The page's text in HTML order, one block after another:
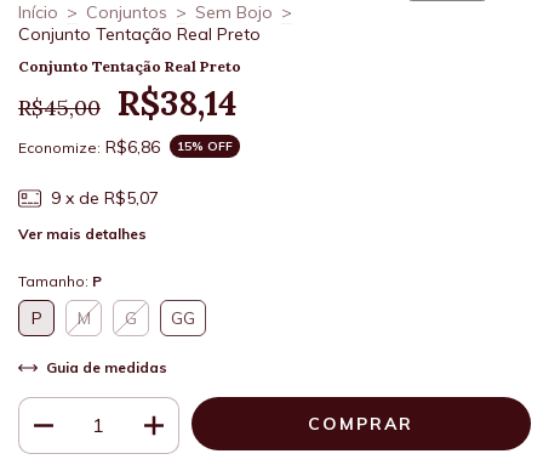
Início > Conjuntos > Sem Bojo >
Conjunto Tentação Real Preto
Conjunto Tentação Real Preto
R$45,00 R$38,14
Economize: R$6,86 15% OFF
9 x de R$5,07
Ver mais detalhes
Tamanho: P
P M G GG
Guia de medidas